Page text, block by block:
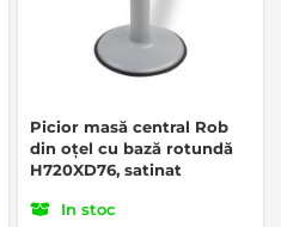
Picior masă central Rob
din oțel cu bază rotundă
H720XD76, satinat
In stoc